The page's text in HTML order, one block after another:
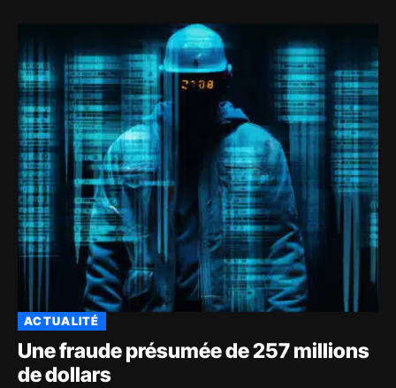
ACTUALITÉ
Une fraude présumée de 257 millions
de dollars